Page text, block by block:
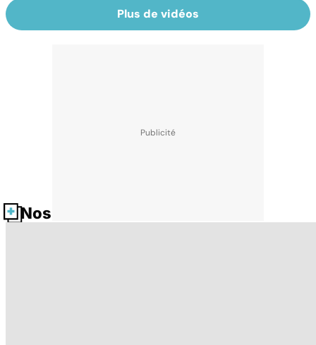
Plus de vidéos
Nos fiches santé